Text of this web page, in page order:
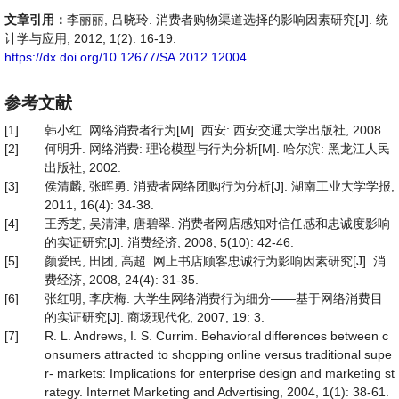
文章引用： 李丽丽, 吕晓玲. 消费者购物渠道选择的影响因素研究[J]. 统
计学与应用, 2012, 1(2): 16-19.
https://dx.doi.org/10.12677/SA.2012.12004
参考文献
[1]
韩小红. 网络消费者行为[M]. 西安: 西安交通大学出版社, 2008.
[2]
何明升. 网络消费: 理论模型与行为分析[M]. 哈尔滨: 黑龙江人民
出版社, 2002.
[3]
侯清麟, 张晖勇. 消费者网络团购行为分析[J]. 湖南工业大学学报,
2011, 16(4): 34-38.
[4]
王秀芝, 吴清津, 唐碧翠. 消费者网店感知对信任感和忠诚度影响
的实证研究[J]. 消费经济, 2008, 5(10): 42-46.
[5]
颜爱民, 田团, 高超. 网上书店顾客忠诚行为影响因素研究[J]. 消
费经济, 2008, 24(4): 31-35.
[6]
张红明, 李庆梅. 大学生网络消费行为细分——基于网络消费目
的实证研究[J]. 商场现代化, 2007, 19: 3.
[7]
R. L. Andrews, I. S. Currim. Behavioral differences between c
onsumers attracted to shopping online versus traditional supe
r- markets: Implications for enterprise design and marketing st
rategy. Internet Marketing and Advertising, 2004, 1(1): 38-61.